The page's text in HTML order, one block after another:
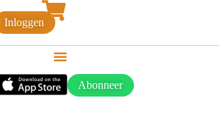
Inloggen
Abonneer